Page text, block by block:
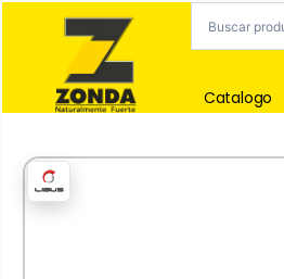
Catalogo